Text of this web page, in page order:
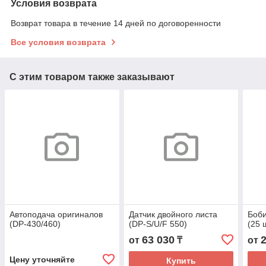
Условия возврата
Возврат товара в течение 14 дней по договоренности
Все условия возврата
С этим товаром также заказывают
Автоподача оригиналов
(DP-430/460)
Цену уточняйте
Датчик двойного листа
(DP-S/U/F 550)
от 63 030₸
Купить
(25
от